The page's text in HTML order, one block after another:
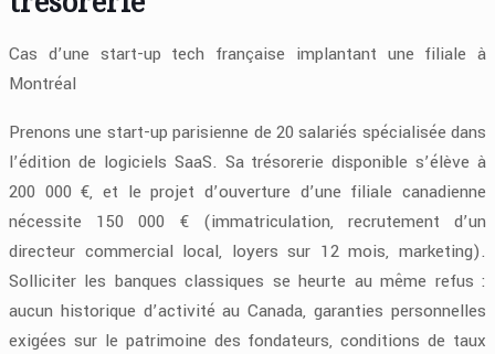
Cas d’une start-up tech française implantant une filiale à
Montréal
Prenons une start-up parisienne de 20 salariés spécialisée dans
l’édition de logiciels SaaS. Sa trésorerie disponible s’élève à
200 000 €, et le projet d’ouverture d’une filiale canadienne
nécessite 150 000 € (immatriculation, recrutement d’un
directeur commercial local, loyers sur 12 mois, marketing).
Solliciter les banques classiques se heurte au même refus :
aucun historique d’activité au Canada, garanties personnelles
exigées sur le patrimoine des fondateurs, conditions de taux